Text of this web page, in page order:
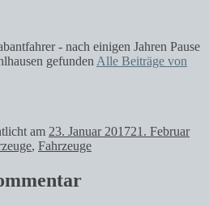
- nach einigen Jahren Pause
gefunden Alle Beiträge von
am 23. Januar 201721. Februar
, Fahrzeuge